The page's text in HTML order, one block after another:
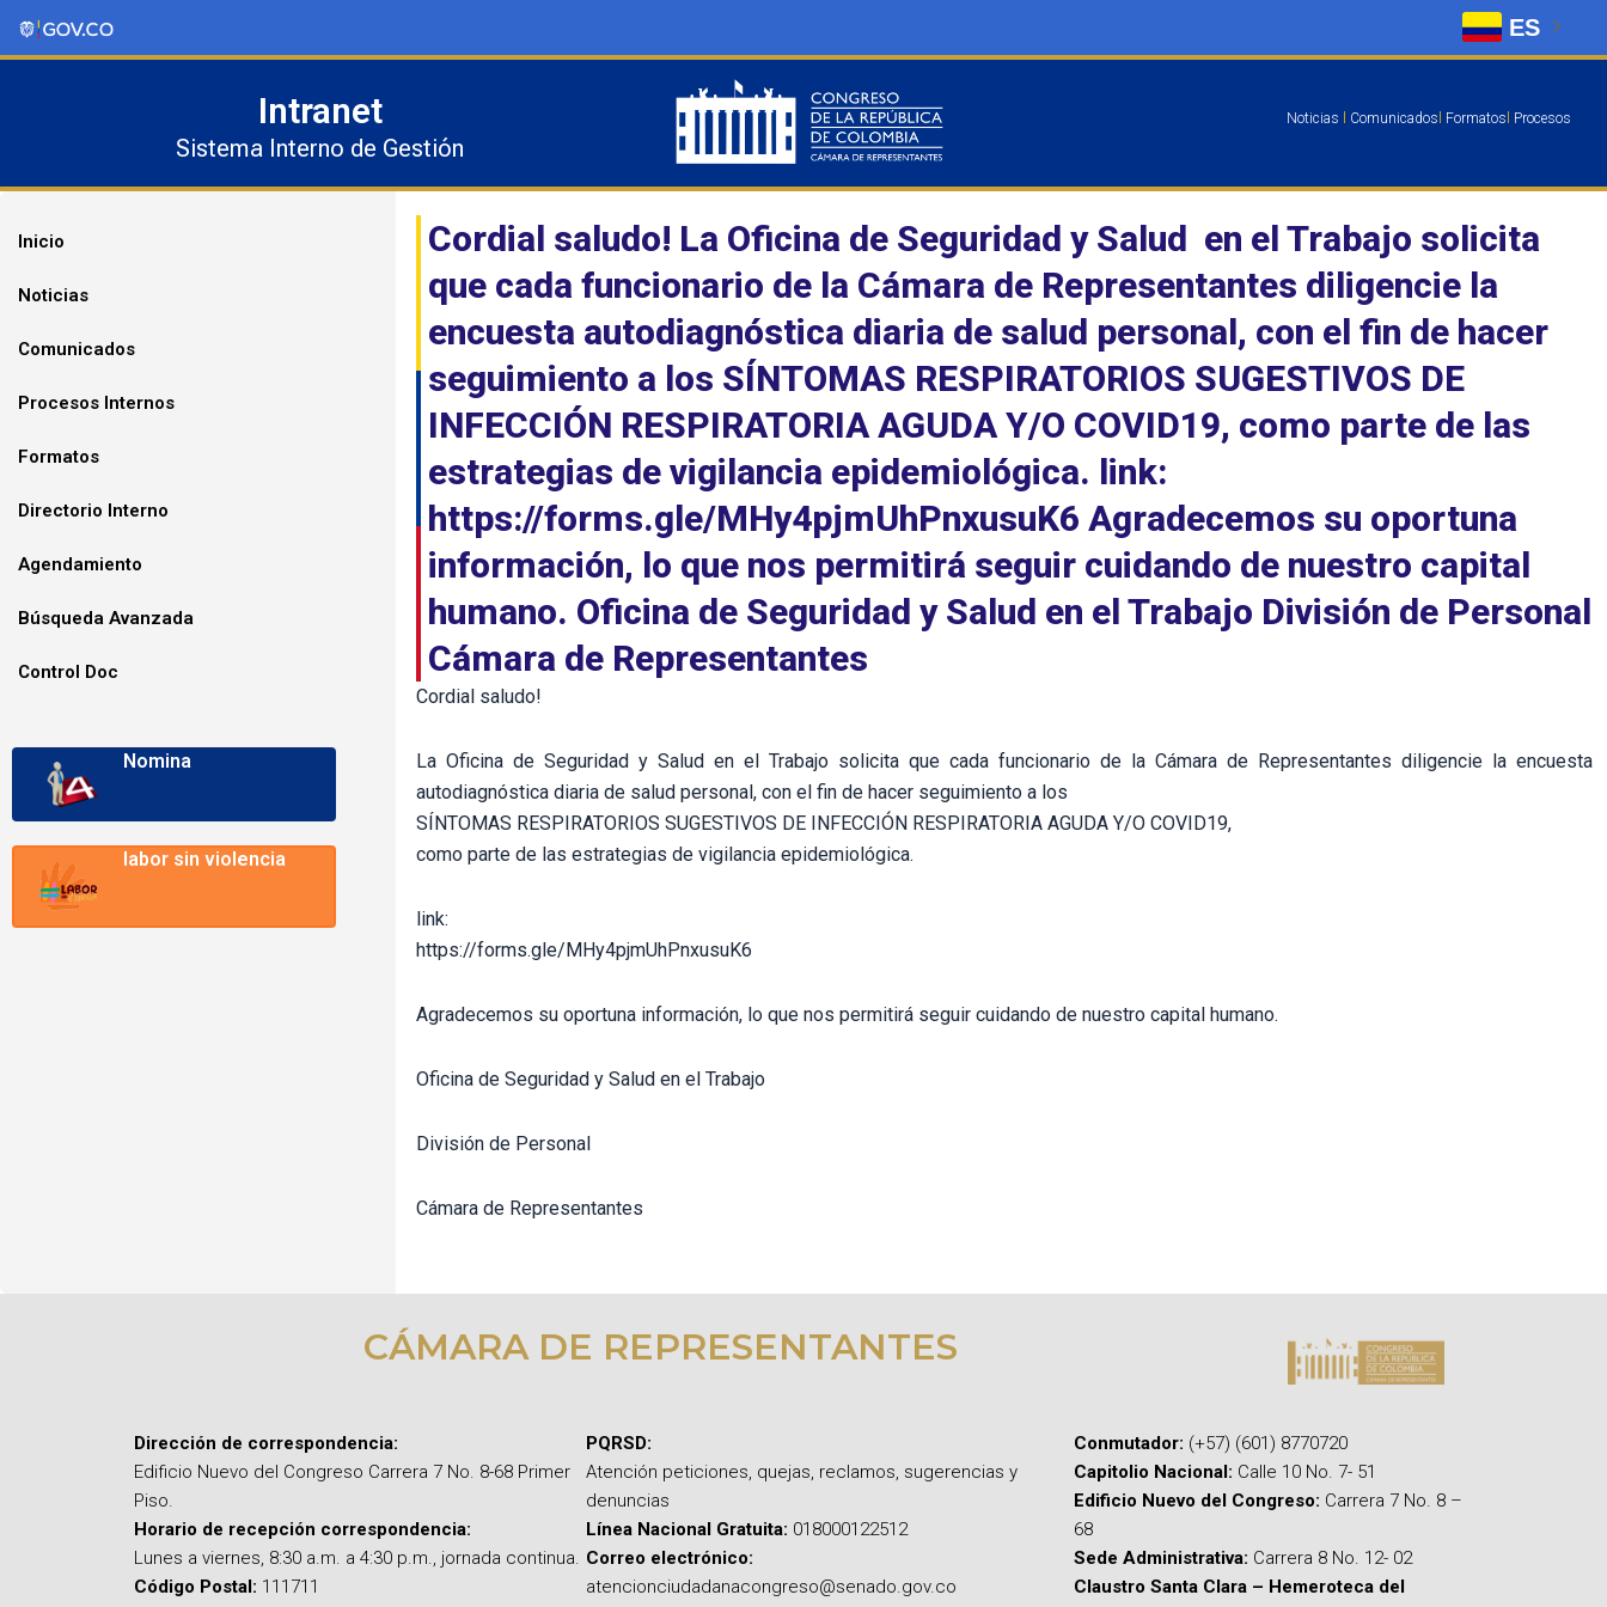
Intranet
Sistema Interno de Gestión
Noticias Comunicados Formatos Procesos
Inicio
Noticias
Comunicados
Procesos Internos
Formatos
Directorio Interno
Agendamiento
Búsqueda Avanzada
Control Doc
Nomina
labor sin violencia
Cordial saludo! La Oficina de Seguridad y Salud en el Trabajo solicita
que cada funcionario de la Cámara de Representantes diligencie la
encuesta autodiagnóstica diaria de salud personal, con el fin de hacer
seguimiento a los SÍNTOMAS RESPIRATORIOS SUGESTIVOS DE
INFECCIÓN RESPIRATORIA AGUDA Y/O COVID19, como parte de las
estrategias de vigilancia epidemiológica. link:
https://forms.gle/MHy4pjmUhPnxusuK6 Agradecemos su oportuna
información, lo que nos permitirá seguir cuidando de nuestro capital
humano. Oficina de Seguridad y Salud en el Trabajo División de Personal
Cámara de Representantes
Cordial saludo!
La Oficina de Seguridad y Salud en el Trabajo solicita que cada funcionario de la Cámara de Representantes diligencie la encuesta
autodiagnóstica diaria de salud personal, con el fin de hacer seguimiento a los
SÍNTOMAS RESPIRATORIOS SUGESTIVOS DE INFECCIÓN RESPIRATORIA AGUDA Y/O COVID19,
como parte de las estrategias de vigilancia epidemiológica.
link:
https://forms.gle/MHy4pjmUhPnxusuK6
Agradecemos su oportuna información, lo que nos permitirá seguir cuidando de nuestro capital humano.
Oficina de Seguridad y Salud en el Trabajo
División de Personal
Cámara de Representantes
CÁMARA DE REPRESENTANTES
Dirección de correspondencia:
Edificio Nuevo del Congreso Carrera 7 No. 8-68 Primer
Piso.
Horario de recepción correspondencia:
Lunes a viernes, 8:30 a.m. a 4:30 p.m., jornada continua.
Código Postal: 111711
PQRSD:
Atención peticiones, quejas, reclamos, sugerencias y
denuncias
Línea Nacional Gratuita: 018000122512
Correo electrónico:
atencionciudadanacongreso@senado.gov.co
Conmutador: (+57) (601) 8770720
Capitolio Nacional: Calle 10 No. 7- 51
Edificio Nuevo del Congreso: Carrera 7 No. 8 –
68
Sede Administrativa: Carrera 8 No. 12- 02
Claustro Santa Clara – Hemeroteca del
ES